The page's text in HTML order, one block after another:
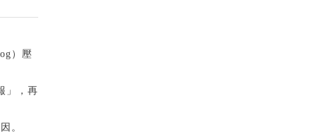
）壓
」，再
。